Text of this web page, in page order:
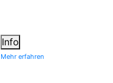
Info
Mehr erfahren